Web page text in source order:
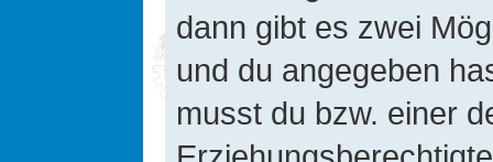
dann gibt es zwei
und du angegeben
musst du bzw. einer